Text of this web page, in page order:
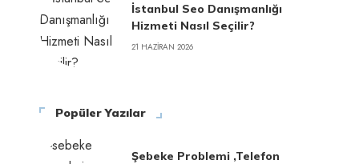
İstanbul Seo Danışmanlığı
Hizmeti Nasıl Seçilir?
21 HAZIRAN 2026
Popüler Yazılar
Şebeke Problemi ,Telefon